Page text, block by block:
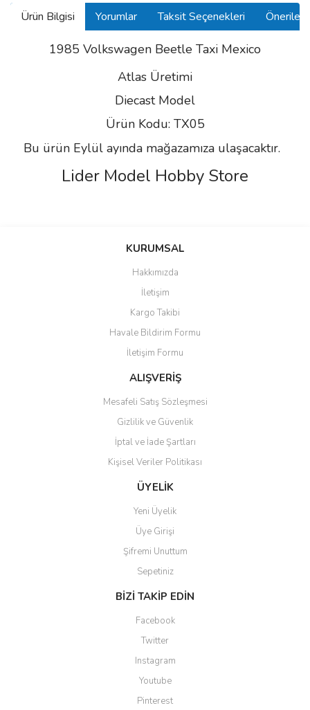
Ürün Bilgisi Yorumlar Taksit Seçenekleri
1985 Volkswagen Beetle Taxi Mexico
Atlas Üretimi
Diecast Model
Ürün Kodu: TX05
Bu ürün Eylül ayında mağazamıza ulaşacaktır.
Lider Model Hobby Store
Bu ürüne ilk yorumu siz yapın!
Yorum Yaz
Ürün resmi kalitesiz, bozuk veya görüntülenemiyor.
Ürün açıklamasında eksik bilgiler bulunuyor.
Ürün bilgilerinde hatalar bulunuyor.
Ürün fiyatı diğer sitelerden daha pahalı.
Bu ürüne benzer farklı alternatifler olmalı.
Gönder
KURUMSAL
Hakkımızda
İletişim
Kargo Takibi
Havale Bildirim Formu
İletişim Formu
ALIŞVERİŞ
Mesafeli Satış Sözleşmesi
Gizlilik ve Güvenlik
İptal ve İade Şartları
Kişisel Veriler Politikası
ÜYELİK
Yeni Üyelik
Üye Girişi
Şifremi Unuttum
Sepetiniz
BİZİ TAKİP EDİN
Facebook
Twitter
Instagram
Youtube
Pinterest